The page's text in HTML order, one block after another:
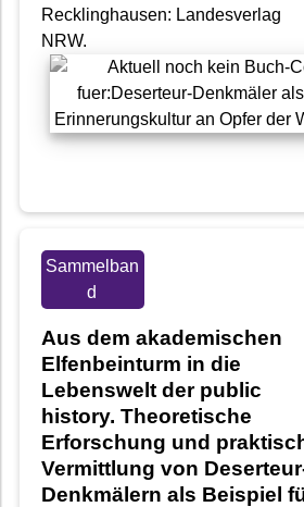
Recklinghausen: Landesverlag
NRW.
Sammelban
d
Aus dem akademischen
Elfenbeinturm in die
Lebenswelt der public
history. Theoretische
Erforschung und
Vermittlung von
Denkmälern als Beispiel